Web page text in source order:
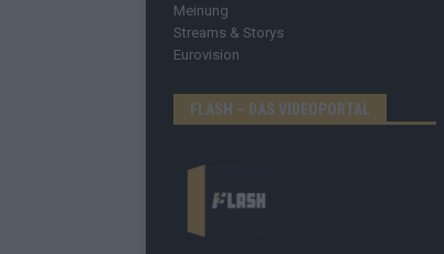
Meinung
Streams & Storys
Eurovision
FLASH – DAS VIDEOPORTAL